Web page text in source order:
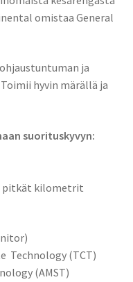
omistaa General
ja
hyvin märällä ja
suorituskyvyn:
pitkät kilometrit
Technology (TCT)
(AMST)